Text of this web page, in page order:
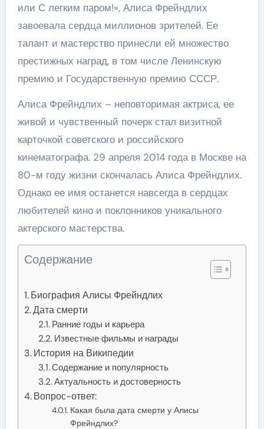
или С легким паром!», Алиса Фрейндлих
завоевала сердца миллионов зрителей. Ее
талант и мастерство принесли ей множество
престижных наград, в том числе Ленинскую
премию и Государственную премию СССР.
Алиса Фрейндлих – неповторимая актриса, ее
живой и чувственный почерк стал визитной
карточкой советского и российского
кинематографа. 29 апреля 2014 года в Москве на
80-м году жизни скончалась Алиса Фрейндлих.
Однако ее имя останется навсегда в сердцах
любителей кино и поклонников уникального
актерского мастерства.
Содержание
Биография Алисы Фрейндлих
Дата смерти
Ранние годы и карьера
Известные фильмы и награды
История на Википедии
Содержание и популярность
Актуальность и достоверность
Вопрос-ответ:
Какая была дата смерти у Алисы
Фрейндлих?